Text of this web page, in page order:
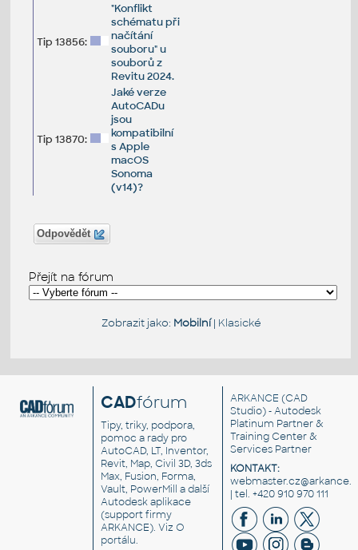
Tip 13856:
"Konflikt
schématu při
načítání
souboru" u
souborů z
Revitu 2024.
Tip 13870:
Jaké verze
AutoCADu
jsou
kompatibilní
s Apple
macOS
Sonoma
(v14)?
Odpovědět
Přejít na fórum
Zobrazit jako: Mobilní| Klasické
CADfórum
Tipy, triky, podpora,
pomoc a rady pro
AutoCAD, LT, Inventor,
Revit, Map, Civil 3D, 3ds
Max, Fusion, Forma,
Vault, PowerMill a další
Autodesk aplikace
(support firmy
ARKANCE). VizO
portálu.
ARKANCE (CAD
Studio) - Autodesk
Platinum Partner &
Training Center &
Services Partner
KONTAKT:
| tel. +420 910 970 111